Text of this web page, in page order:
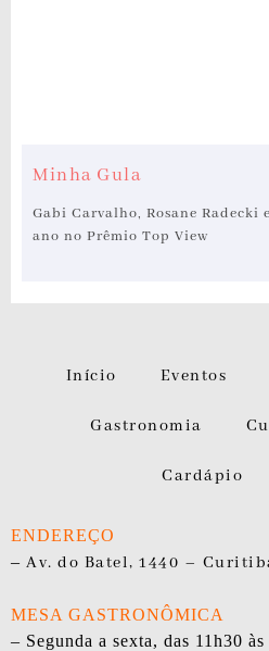
Minha Gula
Gabi Carvalho, Rosane Radecki
ano no Prêmio Top View
Início Eventos
Gastronomia
Cardápio
ENDEREÇO
– Av. do Batel, 1440 –
MESA GASTRONÔMICA
– Segunda a sexta, das 11h30